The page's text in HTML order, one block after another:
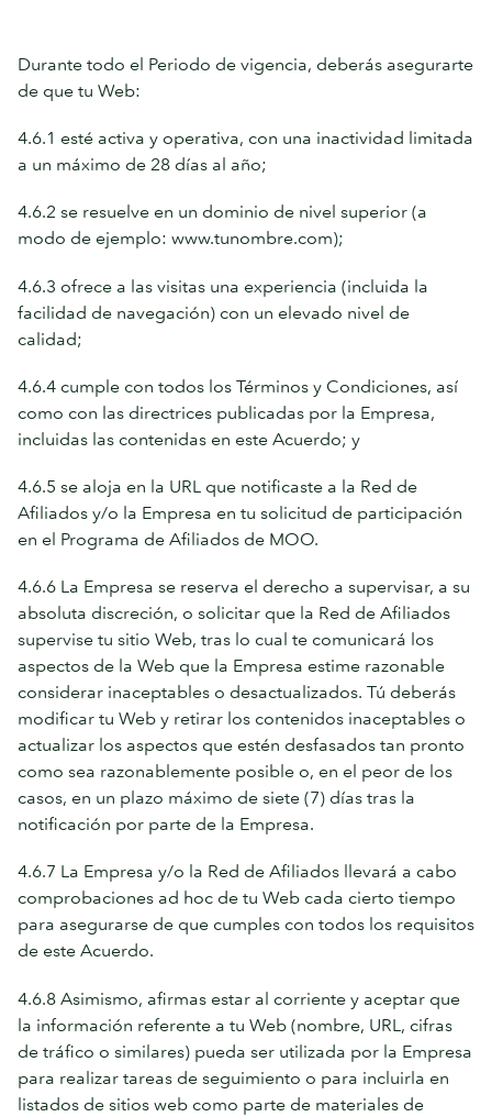
Durante todo el Periodo de vigencia, deberás asegurarte
de que tu Web:
4.6.1 esté activa y operativa, con una inactividad limitada
a un máximo de 28 días al año;
4.6.2 se resuelve en un dominio de nivel superior (a
modo de ejemplo: www.tunombre.com);
4.6.3 ofrece a las visitas una experiencia (incluida la
facilidad de navegación) con un elevado nivel de
calidad;
4.6.4 cumple con todos los Términos y Condiciones, así
como con las directrices publicadas por la Empresa,
incluidas las contenidas en este Acuerdo; y
4.6.5 se aloja en la URL que notificaste a la Red de
Afiliados y/o la Empresa en tu solicitud de participación
en el Programa de Afiliados de MOO.
4.6.6 La Empresa se reserva el derecho a supervisar, a su
absoluta discreción, o solicitar que la Red de Afiliados
supervise tu sitio Web, tras lo cual te comunicará los
aspectos de la Web que la Empresa estime razonable
considerar inaceptables o desactualizados. Tú deberás
modificar tu Web y retirar los contenidos inaceptables o
actualizar los aspectos que estén desfasados tan pronto
como sea razonablemente posible o, en el peor de los
casos, en un plazo máximo de siete (7) días tras la
notificación por parte de la Empresa.
4.6.7 La Empresa y/o la Red de Afiliados llevará a cabo
comprobaciones ad hoc de tu Web cada cierto tiempo
para asegurarse de que cumples con todos los requisitos
de este Acuerdo.
4.6.8 Asimismo, afirmas estar al corriente y aceptar que
la información referente a tu Web (nombre, URL, cifras
de tráfico o similares) pueda ser utilizada por la Empresa
para realizar tareas de seguimiento o para incluirla en
listados de sitios web como parte de materiales de